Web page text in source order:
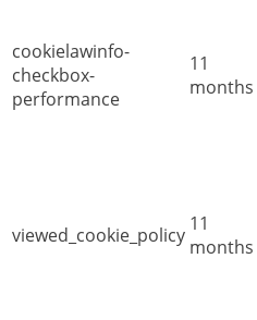
cookielawinfo-
checkbox-
performance
11
months
viewed_cookie_policy 11
months